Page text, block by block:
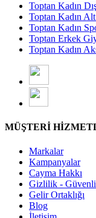
Toptan Kadın
Toptan Kadın
Toptan Kadın
Toptan Erkek
Toptan Kadın
MÜŞTERİ
Markalar
Kampanyalar
Cayma Hakkı
Gizlilik -
Gelir Ortaklığı
Blog